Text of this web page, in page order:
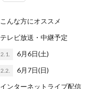
こんな方にオススメ
テレビ放送・中継予定
2.1. 6月6日(土)
2.2. 6月7日(日)
インターネットライブ配信